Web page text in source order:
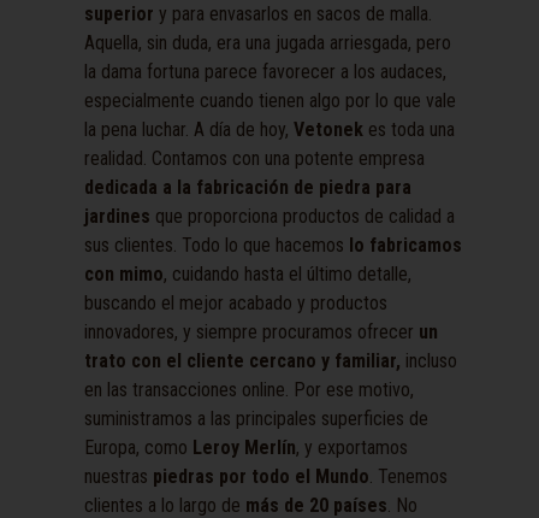
superior y para envasarlos en sacos de malla.
Aquella, sin duda, era una jugada arriesgada, pero
la dama fortuna parece favorecer a los audaces,
especialmente cuando tienen algo por lo que vale
la pena luchar. A día de hoy, Vetonek es toda una
realidad. Contamos con una potente empresa
dedicada a la fabricación de piedra para
jardines que proporciona productos de calidad a
sus clientes. Todo lo que hacemos lo fabricamos
con mimo, cuidando hasta el último detalle,
buscando el mejor acabado y productos
innovadores, y siempre procuramos ofrecer un
trato con el cliente cercano y familiar, incluso
en las transacciones online. Por ese motivo,
suministramos a las principales superficies de
Europa, como Leroy Merlín, y exportamos
nuestras piedras por todo el Mundo . Tenemos
clientes a lo largo de más de 20 países . No